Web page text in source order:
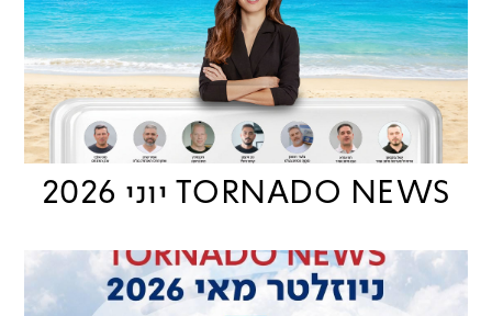
TORNADO NEWS יוני 2026